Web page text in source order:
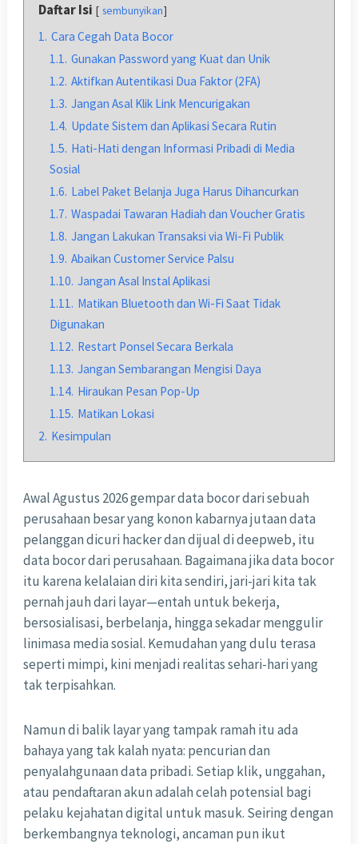
Daftar Isi sembunyikan
1. Cara Cegah Data Bocor
1.1. Gunakan Password yang Kuat dan Unik
1.2. Aktifkan Autentikasi Dua Faktor (2FA)
1.3. Jangan Asal Klik Link Mencurigakan
1.4. Update Sistem dan Aplikasi Secara Rutin
1.5. Hati-Hati dengan Informasi Pribadi di Media
Sosial
1.6. Label Paket Belanja Juga Harus Dihancurkan
1.7. Waspadai Tawaran Hadiah dan Voucher Gratis
1.8. Jangan Lakukan Transaksi via Wi-Fi Publik
1.9. Abaikan Customer Service Palsu
1.10. Jangan Asal Instal Aplikasi
1.11. Matikan Bluetooth dan Wi-Fi Saat Tidak
Digunakan
1.12. Restart Ponsel Secara Berkala
1.13. Jangan Sembarangan Mengisi Daya
1.14. Hiraukan Pesan Pop-Up
1.15. Matikan Lokasi
2. Kesimpulan
Awal Agustus 2026 gempar data bocor dari sebuah
perusahaan besar yang konon kabarnya jutaan data
pelanggan dicuri hacker dan dijual di deepweb, itu
data bocor dari perusahaan. Bagaimana jika data bocor
itu karena kelalaian diri kita sendiri, jari-jari kita tak
pernah jauh dari layar—entah untuk bekerja,
bersosialisasi, berbelanja, hingga sekadar menggulir
linimasa media sosial. Kemudahan yang dulu terasa
seperti mimpi, kini menjadi realitas sehari-hari yang
tak terpisahkan.
Namun di balik layar yang tampak ramah itu ada
bahaya yang tak kalah nyata: pencurian dan
penyalahgunaan data pribadi. Setiap klik, unggahan,
atau pendaftaran akun adalah celah potensial bagi
pelaku kejahatan digital untuk masuk. Seiring dengan
berkembangnya teknologi, ancaman pun ikut